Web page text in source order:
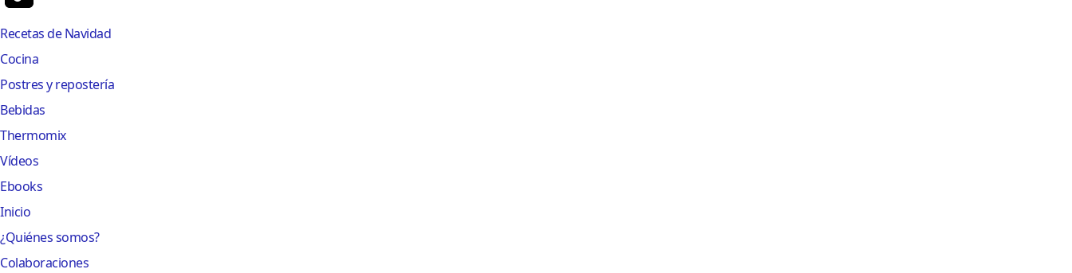
Recetas de Navidad
Cocina
Postres y repostería
Bebidas
Thermomix
Vídeos
Ebooks
Inicio
¿Quiénes somos?
Colaboraciones